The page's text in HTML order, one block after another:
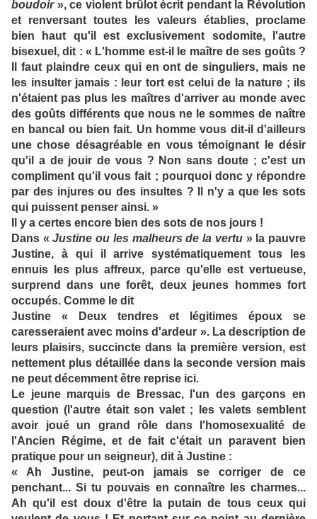
boudoir», ce violent brûlot écrit pendant la Révolution
et renversant toutes les valeurs établies, proclame
bien haut qu'il est exclusivement sodomite, l'autre
bisexuel, dit : « L'homme est-il le maître de ses goûts ?
Il faut plaindre ceux qui en ont de singuliers, mais ne
les insulter jamais : leur tort est celui de la nature ; ils
n'étaient pas plus les maîtres d'arriver au monde avec
des goûts différents que nous ne le sommes de naître
en bancal ou bien fait. Un homme vous dit-il d'ailleurs
une chose désagréable en vous témoignant le désir
qu'il a de jouir de vous ? Non sans doute ; c'est un
compliment qu'il vous fait ; pourquoi donc y répondre
par des injures ou des insultes ? Il n'y a que les sots
qui puissent penser ainsi. »
Il y a certes encore bien des sots de nos jours !
Dans «Justine ou les malheurs de la vertu» la pauvre
Justine, à qui il arrive systématiquement tous les
ennuis les plus affreux, parce qu'elle est vertueuse,
surprend dans une forêt, deux jeunes hommes fort
occupés. Comme le dit
Justine « Deux tendres et légitimes époux se
caresseraient avec moins d'ardeur ». La description de
leurs plaisirs, succincte dans la première version, est
nettement plus détaillée dans la seconde version mais
ne peut décemment être reprise ici.
Le jeune marquis de Bressac, l'un des garçons en
question (l'autre était son valet ; les valets semblent
avoir joué un grand rôle dans l'homosexualité de
l'Ancien Régime, et de fait c'était un paravent bien
pratique pour un seigneur), dit à Justine :
« Ah Justine, peut-on jamais se corriger de ce
penchant... Si tu pouvais en connaître les charmes...
Ah qu'il est doux d'être la putain de tous ceux qui